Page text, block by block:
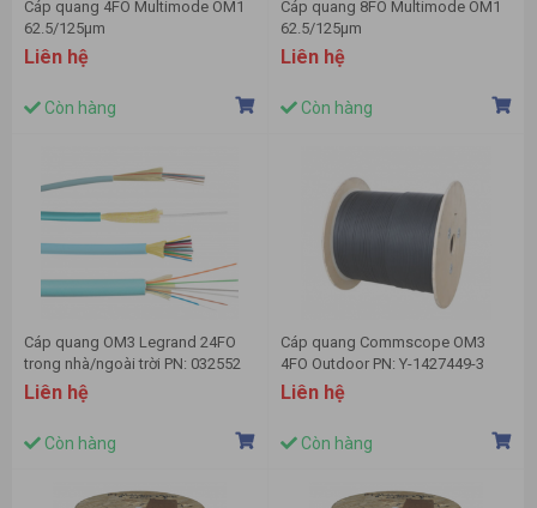
Cáp quang 4FO Multimode OM1
62.5/125μm
Liên hệ
Còn hàng
Cáp quang 8FO Multimode OM1
62.5/125μm
Liên hệ
Còn hàng
Cáp quang OM3 Legrand 24FO
trong nhà/ngoài trời PN: 032552
Liên hệ
Còn hàng
Cáp quang Commscope OM3
4FO Outdoor PN: Y-1427449-3
Liên hệ
Còn hàng